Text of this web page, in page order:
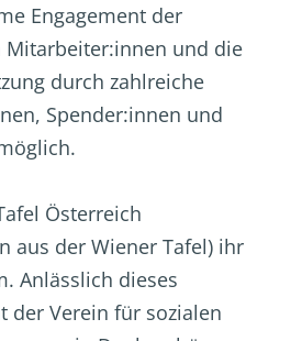
Engagement der
und die
durch zahlreiche
Spender:innen und
Österreich
aus der Wiener Tafel) ihr
Anlässlich dieses
der Verein für sozialen